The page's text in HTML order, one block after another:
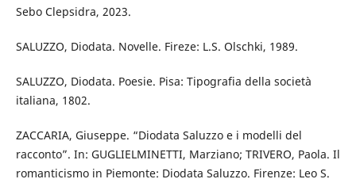
Sebo Clepsidra, 2023.
SALUZZO, Diodata. Novelle. Fireze: L.S. Olschki, 1989.
SALUZZO, Diodata. Poesie. Pisa: Tipografia della società
italiana, 1802.
ZACCARIA, Giuseppe. “Diodata Saluzzo e i modelli del
racconto”. In: GUGLIELMINETTI, Marziano; TRIVERO, Paola. Il
romanticismo in Piemonte: Diodata Saluzzo. Firenze: Leo S.